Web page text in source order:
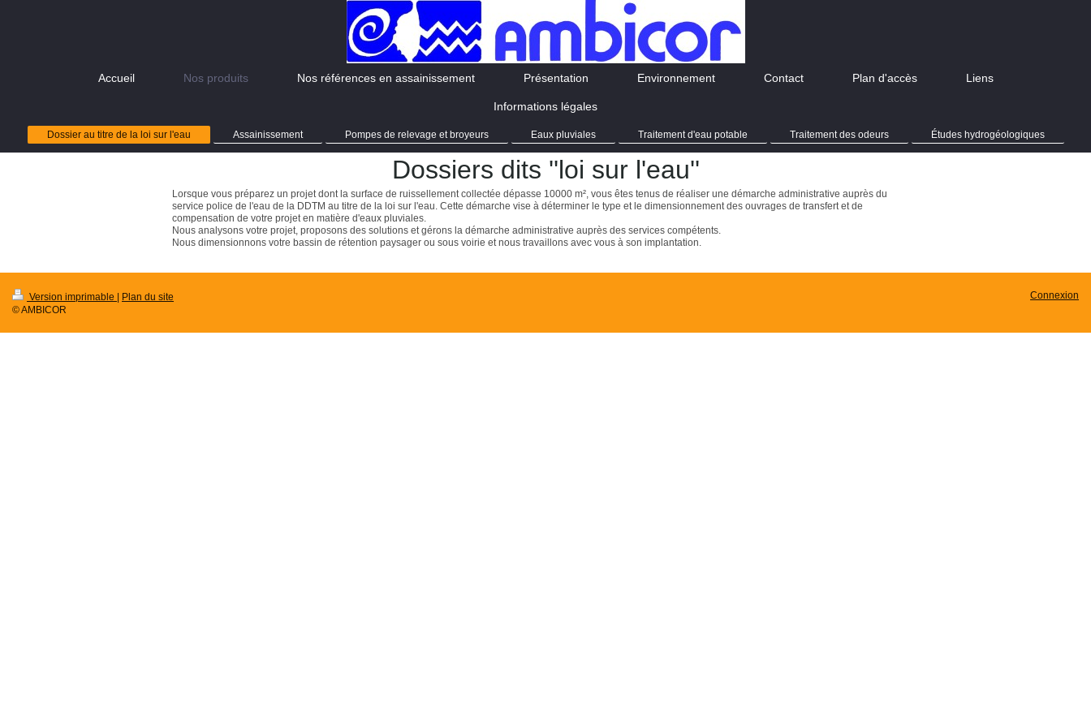
Accueil Nos produits Nos références en assainissement Présentation Environnement Contact Plan d'accès Liens
Informations légales
Dossier au titre de la loi sur l'eau Assainissement Pompes de relevage et broyeurs Eaux pluviales Traitement d'eau potable Traitement des odeurs Études hydrogéologiques
Dossiers dits ''loi sur l'eau''
Lorsque vous préparez un projet dont la surface de ruissellement collectée dépasse 10000 m², vous êtes tenus de réaliser une démarche administrative auprès du
service police de l'eau de la DDTM au titre de la loi sur l'eau. Cette démarche vise à déterminer le type et le dimensionnement des ouvrages de transfert et de
compensation de votre projet en matière d'eaux pluviales.
Nous analysons votre projet, proposons des solutions et gérons la démarche administrative auprès des services compétents.
Nous dimensionnons votre bassin de rétention paysager ou sous voirie et nous travaillons avec vous à son implantation.
Version imprimable | Plan du site
© AMBICOR
Connexion